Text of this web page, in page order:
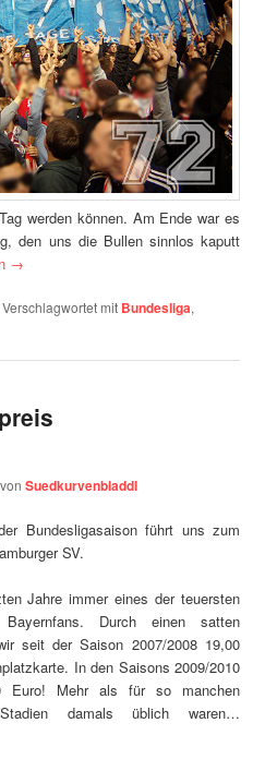
werden können. Am Ende war es
den uns die Bullen sinnlos kaputt
→
Verschlagwortet mit Bundesliga,
vonSuedkurvenbladdl
Bundesligasaison führt uns zum
SV.
Jahre immer eines der teuersten
Durch einen satten
seit der Saison 2007/2008 19,00
In den Saisons 2009/2010
Euro! Mehr als für so manchen
damals üblich waren…